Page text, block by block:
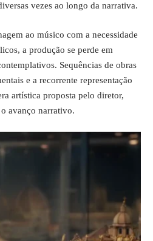
vezes ao longo da narrativa.
ao músico com a necessidade
a produção se perde em
Sequências de obras
e a recorrente representação
artística proposta pelo diretor,
avanço narrativo.